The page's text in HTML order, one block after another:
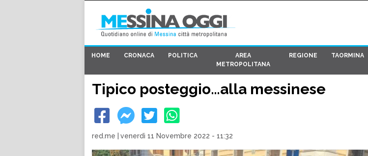
HOME CRONACA POLITICA
AREA
METROPOLITANA
REGIONE TAORMINA
Tipico posteggio…alla messinese
red.me venerdì 11 Novembre 2022 - 11:32